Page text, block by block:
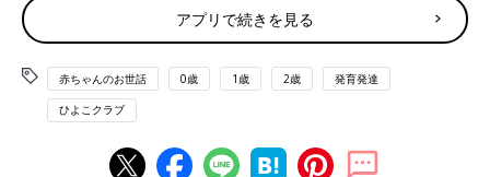
一方、大きめ体形に悩んでいた人からは「離乳食を食べさせすぎ
ている？と心配になった」「このままぽっちゃり体形で成長する
のではと不安だった」といった声が。
また、とくに悩まなかったと答えた人の中には「周囲と比べると
アプリで続きを見る
赤ちゃんのお世話 0歳 1歳 2歳 発育発達
ひよこクラブ